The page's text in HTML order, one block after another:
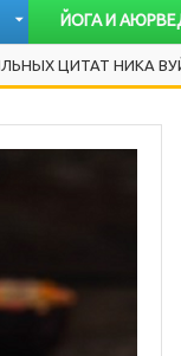
ЙОГА И
НИКА ВУЙЧИЧА,